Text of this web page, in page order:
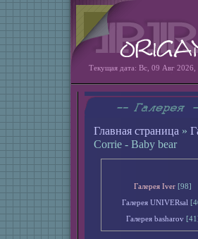
Текущая дата: Вс, 09 Авг 2026,
Главная страница »
Corrie - Baby bear
Галерея Iver [98]
Галерея UNIVERsal
Галерея basharov